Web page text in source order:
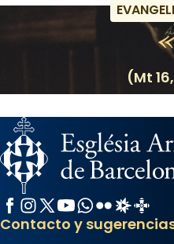
(Mt
Facebook
Instagram
X / Twitter
YouTube
WhatsApp
FlickrRadio Estel
Contacto y